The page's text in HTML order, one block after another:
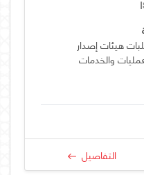
هيئات إصدار
والخدمات
التفاصيل